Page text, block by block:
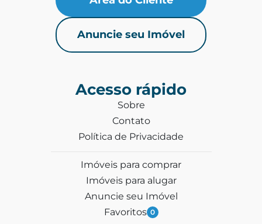
Anuncie seu Imóvel
Acesso rápido
Sobre
Contato
Política de Privacidade
Imóveis para comprar
Imóveis para alugar
Anuncie seu Imóvel
Favoritos 0